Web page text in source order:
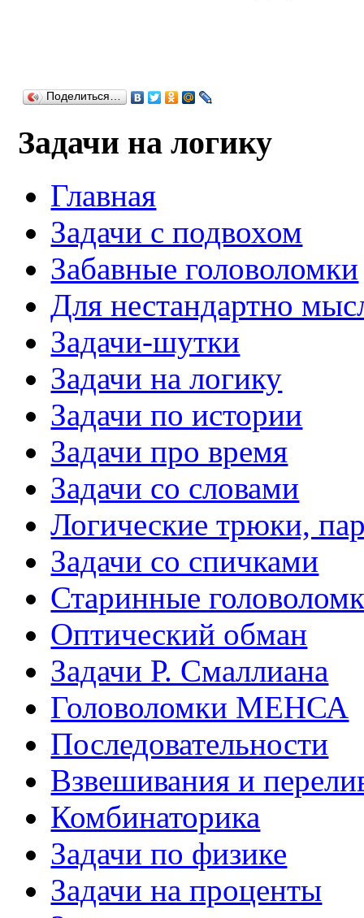
Поделиться…
Задачи на логику
Главная
Задачи с подвохом
Забавные головоломки
Для нестандартно
Задачи-шутки
Задачи на логику
Задачи по истории
Задачи про время
Задачи со словами
Логические трюки,
Задачи со спичками
Старинные
Оптический обман
Задачи Р. Смаллиана
Головоломки МЕНСА
Последовательности
Взвешивания и
Комбинаторика
Задачи по физике
Задачи на проценты